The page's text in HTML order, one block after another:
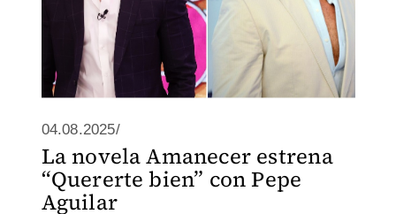
04.08.2025/
La novela Amanecer estrena
“Quererte bien” con Pepe
Aguilar